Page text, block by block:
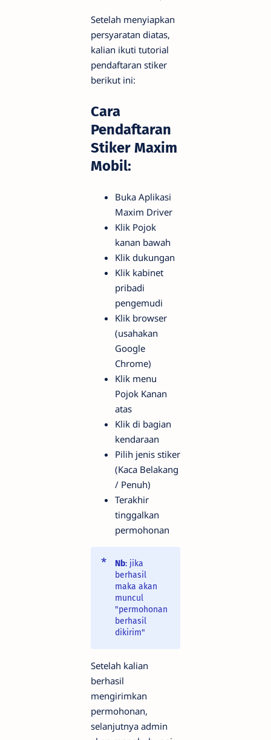
Setelah menyiapkan
persyaratan diatas,
kalian ikuti tutorial
pendaftaran stiker
berikut ini:
Cara
Pendaftaran
Stiker Maxim
Mobil:
Buka Aplikasi
Maxim Driver
Klik Pojok
kanan bawah
Klik dukungan
Klik kabinet
pribadi
pengemudi
Klik browser
(usahakan
Google
Chrome)
Klik menu
Pojok Kanan
atas
Klik di bagian
kendaraan
Pilih jenis stiker
(Kaca Belakang
/ Penuh)
Terakhir
tinggalkan
permohonan
Nb: jika
berhasil
maka akan
muncul
"permohonan
berhasil
dikirim"
Setelah kalian
berhasil
mengirimkan
permohonan,
selanjutnya admin